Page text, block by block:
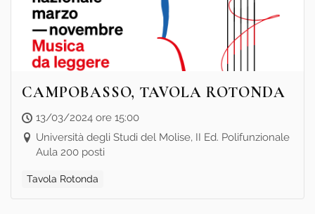
CAMPOBASSO, TAVOLA ROTONDA
13/03/2024 ore 15:00
Università degli Studi del Molise, II Ed. Polifunzionale
Aula 200 posti
Tavola Rotonda